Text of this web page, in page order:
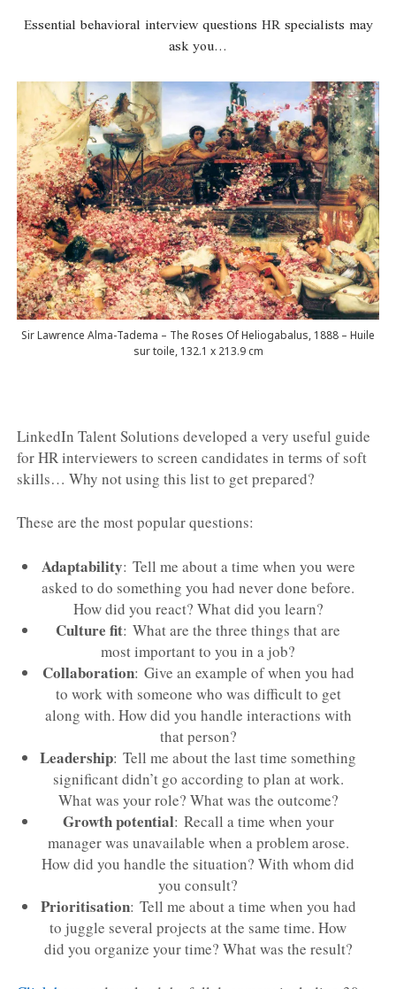
Essential behavioral interview questions HR specialists may
ask you…
Sir Lawrence Alma-Tadema – The Roses Of Heliogabalus, 1888 – Huile
sur toile, 132.1 x 213.9 cm
LinkedIn Talent Solutions developed a very useful guide
for HR interviewers to screen candidates in terms of soft
skills… Why not using this list to get prepared?
These are the most popular questions:
Adaptability: Tell me about a time when you were
asked to do something you had never done before.
How did you react? What did you learn?
Culture fit: What are the three things that are
most important to you in a job?
Collaboration: Give an example of when you had
to work with someone who was difficult to get
along with. How did you handle interactions with
that person?
Leadership: Tell me about the last time something
significant didn’t go according to plan at work.
What was your role? What was the outcome?
Growth potential: Recall a time when your
manager was unavailable when a problem arose.
How did you handle the situation? With whom did
you consult?
Prioritisation: Tell me about a time when you had
to juggle several projects at the same time. How
did you organize your time? What was the result?